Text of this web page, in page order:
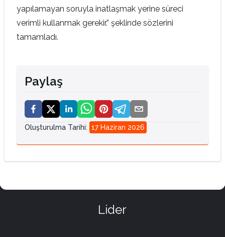
yapılamayan soruyla inatlaşmak yerine süreci
verimli kullanmak gerekir.” şeklinde sözlerini
tamamladı.
Paylaş
Oluşturulma Tarihi: 17 Haziran 2026
Lider